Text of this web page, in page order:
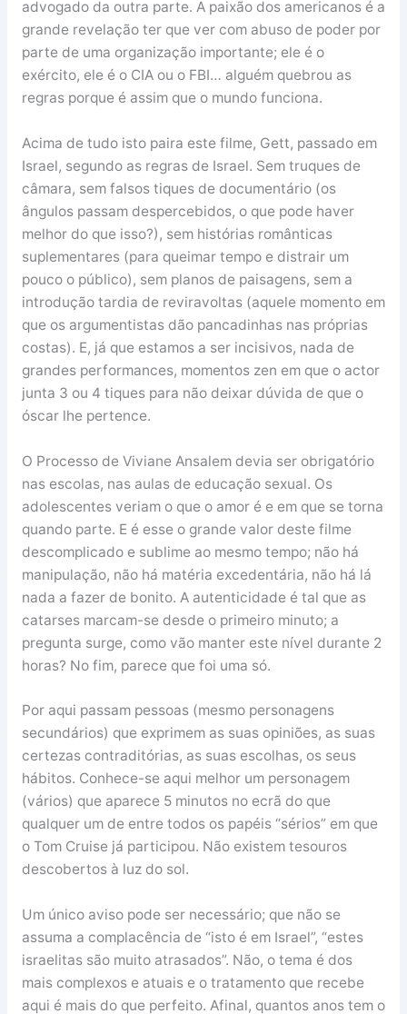
advogado da outra parte. A paixão dos americanos é a
grande revelação ter que ver com abuso de poder por
parte de uma organização importante; ele é o
exército, ele é o CIA ou o FBI… alguém quebrou as
regras porque é assim que o mundo funciona.
Acima de tudo isto paira este filme, Gett, passado em
Israel, segundo as regras de Israel. Sem truques de
câmara, sem falsos tiques de documentário (os
ângulos passam despercebidos, o que pode haver
melhor do que isso?), sem histórias românticas
suplementares (para queimar tempo e distrair um
pouco o público), sem planos de paisagens, sem a
introdução tardia de reviravoltas (aquele momento em
que os argumentistas dão pancadinhas nas próprias
costas). E, já que estamos a ser incisivos, nada de
grandes performances, momentos zen em que o actor
junta 3 ou 4 tiques para não deixar dúvida de que o
óscar lhe pertence.
O Processo de Viviane Ansalem devia ser obrigatório
nas escolas, nas aulas de educação sexual. Os
adolescentes veriam o que o amor é e em que se torna
quando parte. E é esse o grande valor deste filme
descomplicado e sublime ao mesmo tempo; não há
manipulação, não há matéria excedentária, não há lá
nada a fazer de bonito. A autenticidade é tal que as
catarses marcam-se desde o primeiro minuto; a
pregunta surge, como vão manter este nível durante 2
horas? No fim, parece que foi uma só.
Por aqui passam pessoas (mesmo personagens
secundários) que exprimem as suas opiniões, as suas
certezas contraditórias, as suas escolhas, os seus
hábitos. Conhece-se aqui melhor um personagem
(vários) que aparece 5 minutos no ecrã do que
qualquer um de entre todos os papéis “sérios” em que
o Tom Cruise já participou. Não existem tesouros
descobertos à luz do sol.
Um único aviso pode ser necessário; que não se
assuma a complacência de “isto é em Israel”, “estes
israelitas são muito atrasados”. Não, o tema é dos
mais complexos e atuais e o tratamento que recebe
aqui é mais do que perfeito. Afinal, quantos anos tem o